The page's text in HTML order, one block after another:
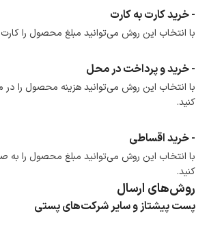
است.
ضمانت اصالت کالا
گارانتی معتبر برای تمامی محصولات
- خرید کارت به کارت
با انتخاب این روش می‌توانید مبلغ محصول را کارت
- خرید و پرداخت در محل
با انتخاب این روش می‌توانید هزینه محصول را
کنید.
- خرید اقساطی
با انتخاب این روش می‌توانید مبلغ محصول را
کنید.
روش‌های ارسال
پست پیشتاز و سایر شرکت‌های پستی